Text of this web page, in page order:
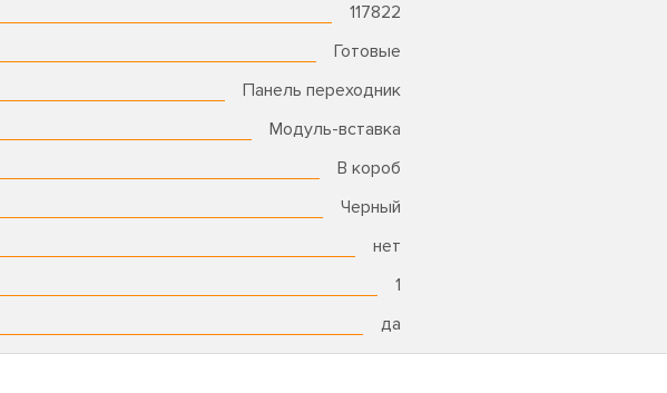
117822
Готовые
Панель переходник
Модуль-вставка
В короб
Черный
нет
1
да